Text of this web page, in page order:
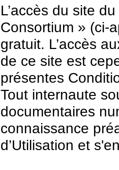
L’accès du site
Consortium » (ci-
gratuit. L’accès
de ce site est
présentes
Tout internaute
documentaires
connaissance
d’Utilisation et